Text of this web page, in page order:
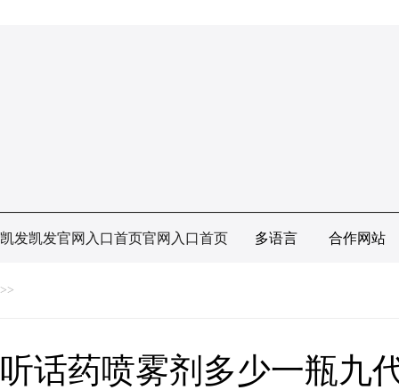
凯发凯发官网入口首页官网入口首页 多语言 合作网站
>>
听话药喷雾剂多少一瓶九